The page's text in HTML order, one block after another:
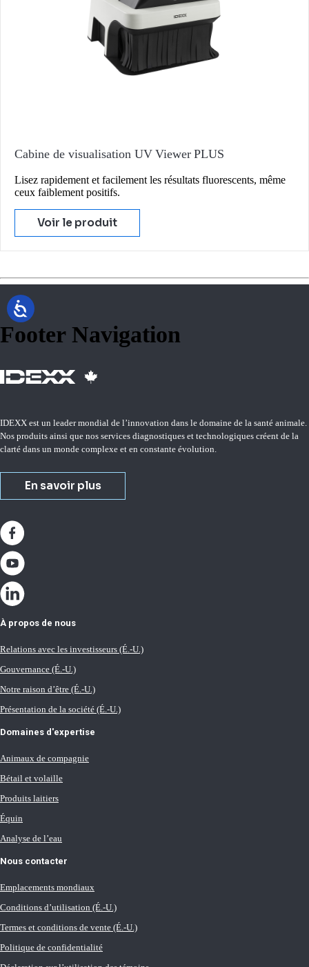
Cabine de visualisation UV Viewer PLUS
Lisez rapidement et facilement les résultats fluorescents, même
ceux faiblement positifs.
Voir le produit
Footer Navigation
IDEXX est un leader mondial de l’innovation dans le domaine de la santé animale.
Nos produits ainsi que nos services diagnostiques et technologiques créent de la
clarté dans un monde complexe et en constante évolution.
En savoir plus
À propos de nous
Relations avec les investisseurs (É.-U.)
Gouvernance (É.-U.)
Notre raison d’être (É.-U.)
Présentation de la société (É.-U.)
Domaines d'expertise
Animaux de compagnie
Bétail et volaille
Produits laitiers
Équin
Analyse de l’eau
Nous contacter
Emplacements mondiaux
Conditions d’utilisation (É.-U.)
Termes et conditions de vente (É.-U.)
Politique de confidentialité